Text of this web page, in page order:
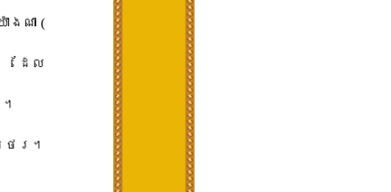
ងណា​ ​(​
ដែល​
េរ​។​